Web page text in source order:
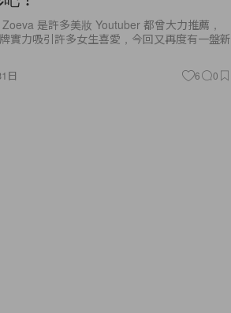
是許多美妝 Youtuber 都曾大力推薦，
實力吸引許多女生喜愛，今回又再度有一盤新
日 6 0